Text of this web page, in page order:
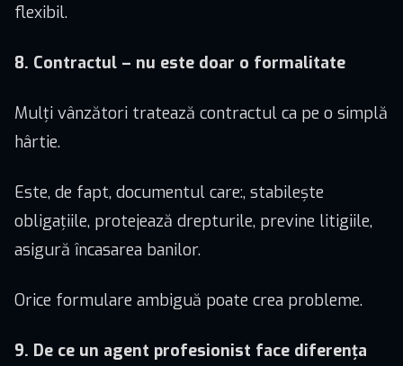
flexibil.
8. Contractul – nu este doar o formalitate
Mulți vânzători tratează contractul ca pe o simplă
hârtie.
Este, de fapt, documentul care:, stabilește
obligațiile, protejează drepturile, previne litigiile,
asigură încasarea banilor.
Orice formulare ambiguă poate crea probleme.
9. De ce un agent profesionist face diferența